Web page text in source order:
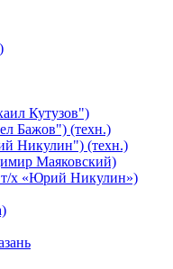
Кутузов")
Бажов") (техн.)
Никулин") (техн.)
Маяковский)
т/х «Юрий Никулин»)